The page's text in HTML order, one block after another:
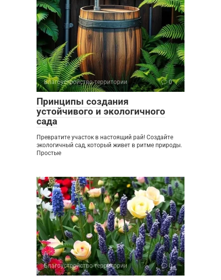
Благоустройство территории 0
Принципы создания
устойчивого и экологичного
сада
Превратите участок в настоящий рай! Создайте
экологичный сад, который живет в ритме природы.
Простые
Благоустройство территории 0